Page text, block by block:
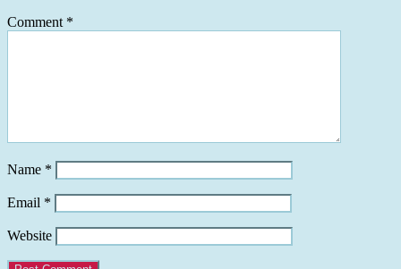
Comment *
Name *
Email *
Website